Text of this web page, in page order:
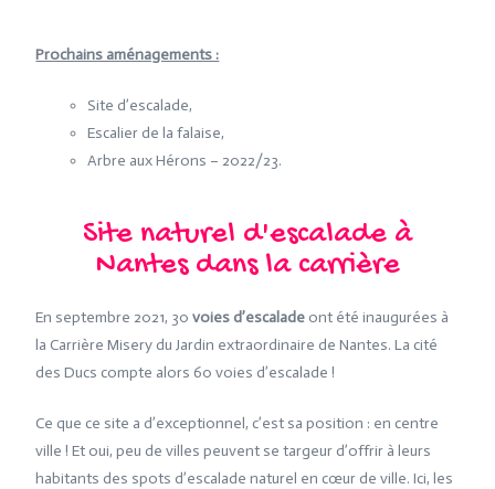
Prochains aménagements :
Site d’escalade,
Escalier de la falaise,
Arbre aux Hérons – 2022/23.
Site naturel d'escalade à
Nantes dans la carrière
En septembre 2021, 30voies d’escaladeont été inaugurées à
la Carrière Misery du Jardin extraordinaire de Nantes. La cité
des Ducs compte alors 60 voies d’escalade !
Ce que ce site a d’exceptionnel, c’est sa position : en centre
ville ! Et oui, peu de villes peuvent se targeur d’offrir à leurs
habitants des spots d’escalade naturel en cœur de ville. Ici, les